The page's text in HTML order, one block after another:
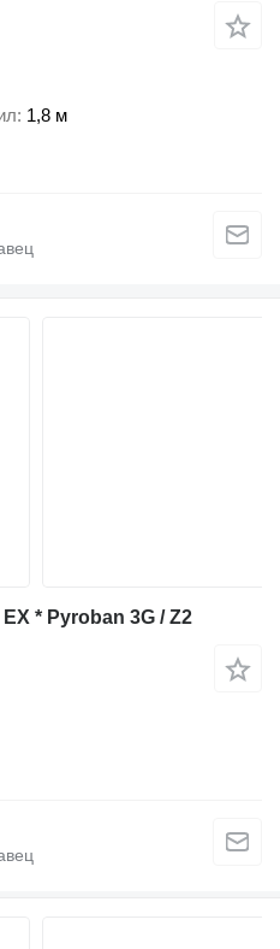
1,8 м
* Pyroban 3G / Z2